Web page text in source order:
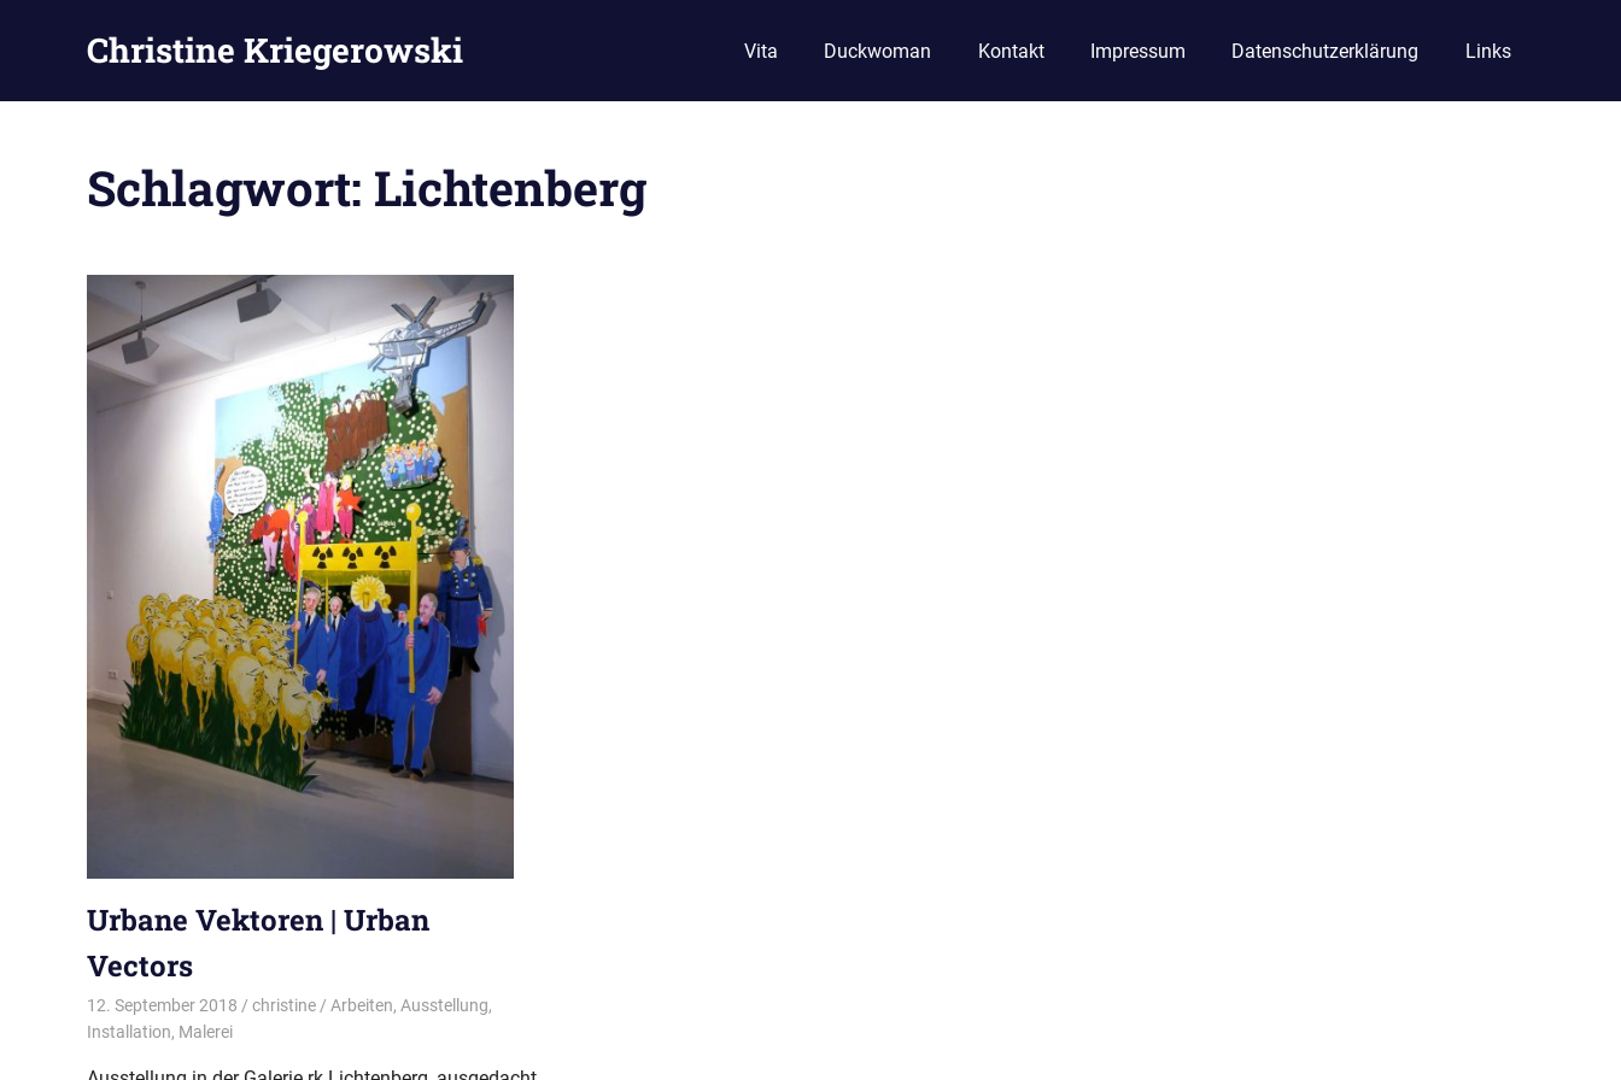
Christine Kriegerowski Vita Duckwoman Kontakt Impressum Datenschutzerklärung Links
Schlagwort: Lichtenberg
Urbane Vektoren | Urban
Vectors
12. September 2018 christine Arbeiten, Ausstellung,
Installation, Malerei